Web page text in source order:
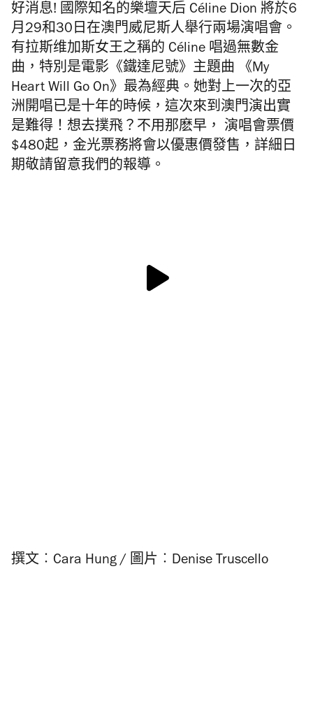
好消息! 國際知名的樂壇天后 Céline Dion 將於6
月29和30日在澳門威尼斯人舉行兩場演唱會。
有拉斯维加斯女王之稱的 Céline 唱過無數金
曲，特別是電影《鐵達尼號》主題曲 《My
Heart Will Go On》最為經典。她對上一次的亞
洲開唱已是十年的時候，這次來到澳門演出實
是難得！想去撲飛？不用那麽早， 演唱會票價
$480起，金光票務將會以優惠價發售，詳細日
期敬請留意我們的報導。
撰文︰Cara Hung/ 圖片︰Denise Truscello